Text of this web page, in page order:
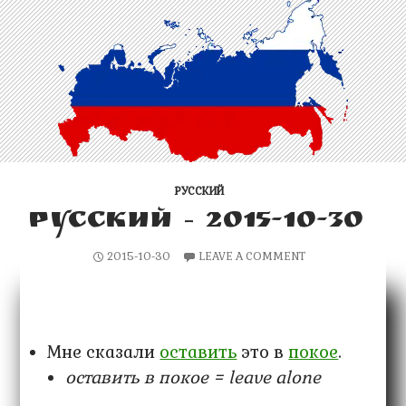
РУССКИЙ
РУССКИЙ – 2015-10-30
2015-10-30 LEAVE A COMMENT
Мне сказали оставить это в покое.
оставить в покое = leave alone